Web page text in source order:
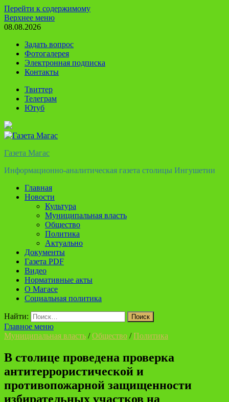
Перейти к содержимому
Верхнее меню
08.08.2026
Задать вопрос
Фотогалерея
Электронная подписка
Контакты
Твиттер
Телеграм
Ютуб
Газета Магас
Информационно-аналитическая газета столицы Ингушетии
Главная
Новости
Культура
Муниципальная власть
Общество
Политика
Актуально
Документы
Газета PDF
Видео
Нормативные акты
О Магасе
Социальная политика
Найти:
Главное меню
Муниципальная власть /Общество /Политика
В столице проведена проверка
антитеррористической и
противопожарной защищенности
избирательных участков на